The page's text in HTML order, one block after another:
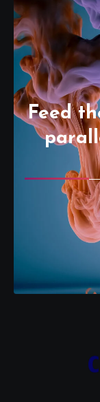
Feed